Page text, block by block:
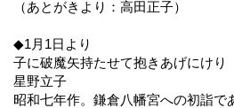
（あとがきより：高田正子）
◆1月1日より
子に破魔矢持たせて抱きあげにけり
星野立子
昭和七年作。鎌倉八幡宮への初詣で